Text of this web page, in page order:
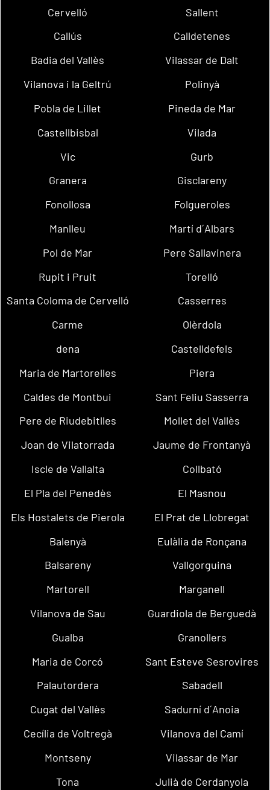
Cervelló
Sallent
Callús
Calldetenes
Badia del Vallès
Vilassar de Dalt
Vilanova i la Geltrú
Polinyà
Pobla de Lillet
Pineda de Mar
Castellbisbal
Vilada
Vic
Gurb
Granera
Gisclareny
Fonollosa
Folgueroles
Manlleu
Martí d´Albars
Pol de Mar
Pere Sallavinera
Rupit i Pruit
Torelló
Santa Coloma de Cervelló
Casserres
Carme
Olèrdola
dena
Castelldefels
Maria de Martorelles
Piera
Caldes de Montbui
Sant Feliu Sasserra
Pere de Riudebitlles
Mollet del Vallès
Joan de Vilatorrada
Jaume de Frontanyà
Iscle de Vallalta
Collbató
El Pla del Penedès
El Masnou
Els Hostalets de Pierola
El Prat de Llobregat
Balenyà
Eulàlia de Ronçana
Balsareny
Vallgorguina
Martorell
Marganell
Vilanova de Sau
Guardiola de Berguedà
Gualba
Granollers
Maria de Corcó
Sant Esteve Sesrovires
Palautordera
Sabadell
Cugat del Vallès
Sadurní d´Anoia
Cecília de Voltregà
Vilanova del Camí
Montseny
Vilassar de Mar
Tona
Julià de Cerdanyola